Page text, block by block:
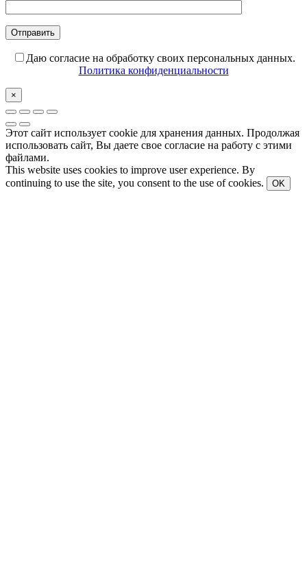
Даю согласие на обработку своих персональных данных.
Политика конфиденциальности
×
Этот сайт использует cookie для хранения данных. Продолжая
использовать сайт, Вы даете свое согласие на работу с этими
файлами.
This website uses cookies to improve user experience. By
continuing to use the site, you consent to the use of cookies.
OK